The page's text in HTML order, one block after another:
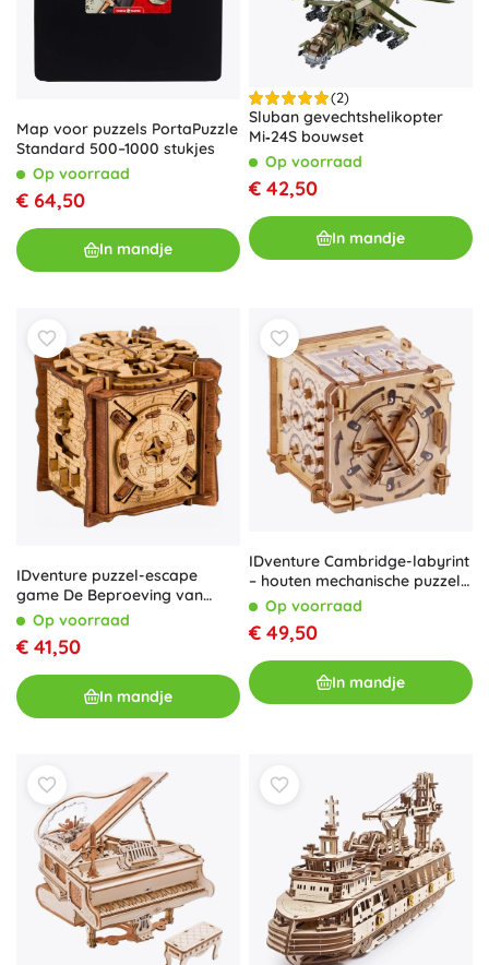
Map voor puzzels PortaPuzzle
Standard 500–1000 stukjes
Op voorraad
€ 64,50
In mandje
(2)
Sluban gevechtshelikopter
Mi‑24S bouwset
Op voorraad
€ 42,50
In mandje
IDventure puzzel-escape
game De Beproeving van
Camelot
Op voorraad
€ 41,50
In mandje
IDventure Cambridge-labyrint
– houten mechanische puzzel
en escape-box
Op voorraad
€ 49,50
In mandje